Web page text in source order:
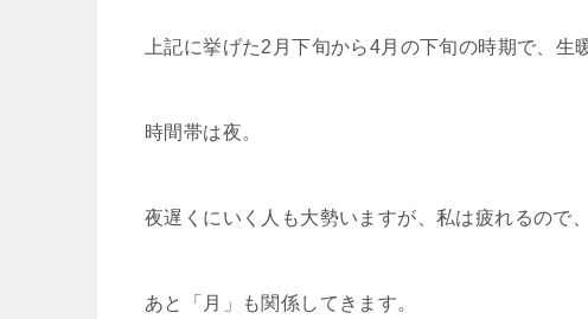
上記に挙げた2月下旬から4月の下旬の時期で、生
時間帯は夜。
夜遅くにいく人も大勢いますが、私は疲れるので
あと「月」も関係してきます。